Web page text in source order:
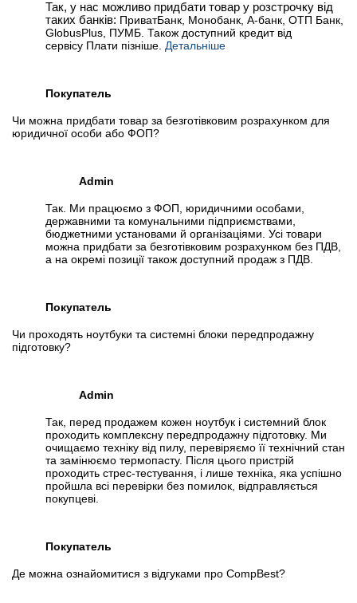
Так, у нас можливо придбати товар у розстрочку від
таких банків: ПриватБанк, Монобанк, А-банк, ОТП Банк,
GlobusPlus, ПУМБ. Також доступний кредит від
сервісу Плати пізніше. Детальніше
Покупатель
Чи можна придбати товар за безготівковим розрахунком для
юридичної особи або ФОП?
Admin
Так. Ми працюємо з ФОП, юридичними особами,
державними та комунальними підприємствами,
бюджетними установами й організаціями. Усі товари
можна придбати за безготівковим розрахунком без ПДВ,
а на окремі позиції також доступний продаж з ПДВ.
Покупатель
Чи проходять ноутбуки та системні блоки передпродажну
підготовку?
Admin
Так, перед продажем кожен ноутбук і системний блок
проходить комплексну передпродажну підготовку. Ми
очищаємо техніку від пилу, перевіряємо її технічний стан
та замінюємо термопасту. Після цього пристрій
проходить стрес-тестування, і лише техніка, яка успішно
пройшла всі перевірки без помилок, відправляється
покупцеві.
Покупатель
Де можна ознайомитися з відгуками про CompBest?